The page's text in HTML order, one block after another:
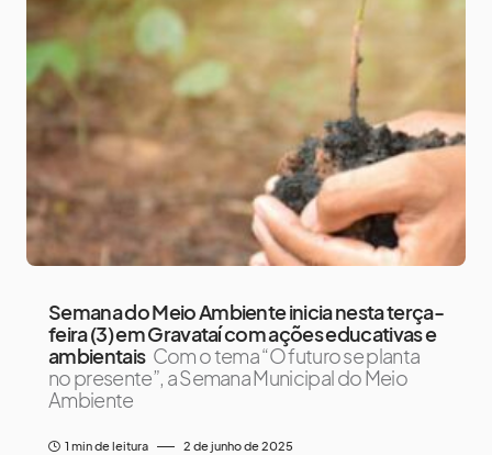
Semana do Meio Ambiente inicia nesta terça-
feira (3) em Gravataí com ações educativas e
ambientais Com o tema “O futuro se planta
no presente”, a Semana Municipal do Meio
Ambiente
1 min de leitura 2 de junho de 2025